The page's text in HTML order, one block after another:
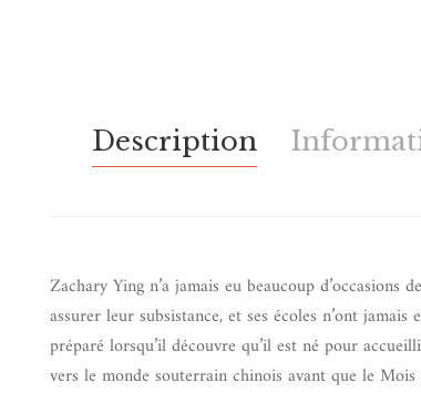
Description
Zachary Ying n’a jamais eu beaucoup
assurer leur subsistance, et ses écoles n’ont
préparé lorsqu’il découvre qu’il est né pour
vers le monde souterrain chinois avant que le Mois